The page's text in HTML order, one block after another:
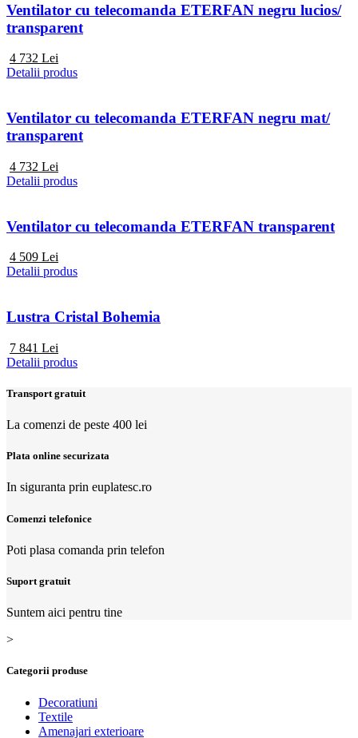
Ventilator cu telecomanda ETERFAN negru lucios/
transparent
4 732 Lei
Detalii produs
Ventilator cu telecomanda ETERFAN negru mat/
transparent
4 732 Lei
Detalii produs
Ventilator cu telecomanda ETERFAN transparent
4 509 Lei
Detalii produs
Lustra Cristal Bohemia
7 841 Lei
Detalii produs
Transport gratuit
La comenzi de peste 400 lei
Plata online securizata
In siguranta prin euplatesc.ro
Comenzi telefonice
Poti plasa comanda prin telefon
Suport gratuit
Suntem aici pentru tine
>
Categorii produse
Decoratiuni
Textile
Amenajari exterioare